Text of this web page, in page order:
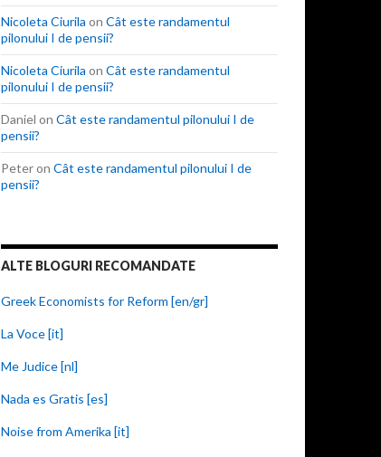
Nicoleta Ciurila on Cât este randamentul
pilonului I de pensii?
Nicoleta Ciurila on Cât este randamentul
pilonului I de pensii?
Daniel on Cât este randamentul pilonului I de
pensii?
Peteron Cât este randamentul pilonului I de
pensii?
ALTE BLOGURI RECOMANDATE
Greek Economists for Reform [en/gr]
La Voce [it]
Me Judice [nl]
Nada es Gratis [es]
Noise from Amerika [it]